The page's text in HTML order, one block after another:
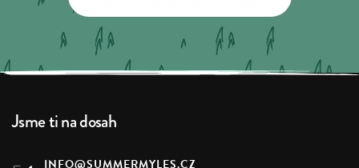
Jsme ti na dosah
INFO@SUMMERMYLES.CZ